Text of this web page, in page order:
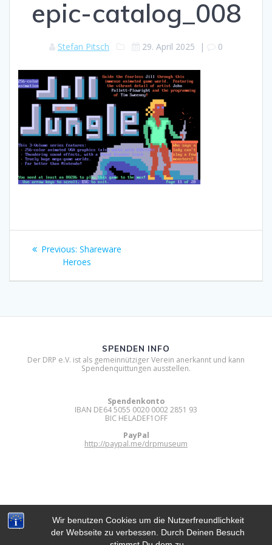
Wir benutzen Cookies um die Nutzerfreundlichkeit
der Webseite zu verbessen. Durch Deinen Besuch
epic-catalog_008
Stefan Pitsch 29. April 2025 | 0
Beitragsnavigation
Previous: Previous
post:
Shareware
Heroes
DIGITAL RETRO PARK E.V.
SPENDEN INFO
Der DRP e.V. ist als gemeinnütziger Verein anerkannt und kann
Spendenquittungen ausstellen.
Spendenkonto
IBAN DE64 5055 0020 0002 2851 93
BIC HELADEF1OFF
PayPal
http://paypal.me/drpmuseum